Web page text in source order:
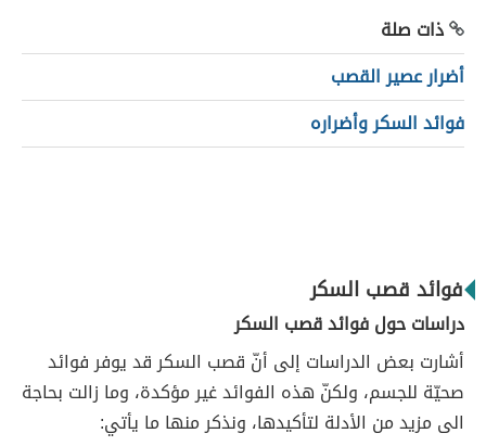
ذات صلة
أضرار عصير القصب
فوائد السكر وأضراره
فوائد قصب السكر
دراسات حول فوائد قصب السكر
أشارت بعض الدراسات إلى أنّ قصب السكر قد يوفر فوائد
صحيّة للجسم، ولكنّ هذه الفوائد غير مؤكدة، وما زالت بحاجة
الى مزيد من الأدلة لتأكيدها، ونذكر منها ما يأتي: